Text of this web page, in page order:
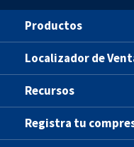
Productos
Localizador de
Recursos
Registra tu